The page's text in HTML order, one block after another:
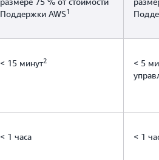
Поддержки AWS1
< 15 минут2
< 1 часа
< 5
< 1